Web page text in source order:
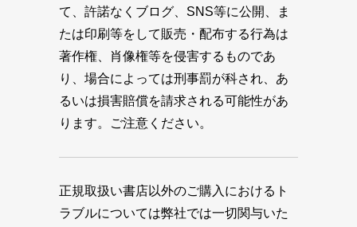
て、許諾なくブログ、SNS等に公開、ま
たは印刷等をして販売・配布する行為は
著作権、肖像権等を侵害するものであ
り、場合によっては刑事罰が科され、あ
るいは損害賠償を請求される可能性があ
ります。ご注意ください。
正規取扱い書店以外のご購入におけるト
ラブルについては弊社では一切関与いた